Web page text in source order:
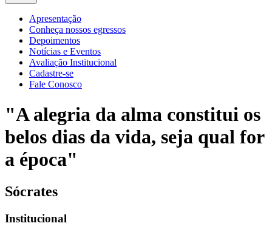
Apresentação
Conheça nossos egressos
Depoimentos
Notícias e Eventos
Avaliação Institucional
Cadastre-se
Fale Conosco
"A alegria da alma constitui os
belos dias da vida, seja qual for
a época"
Sócrates
Institucional